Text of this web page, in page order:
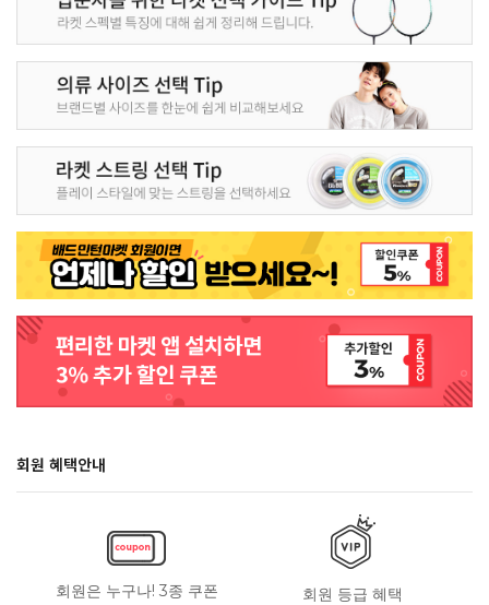
회원 혜택안내
회원은 누구나! 3종 쿠폰 회원 등급 혜택